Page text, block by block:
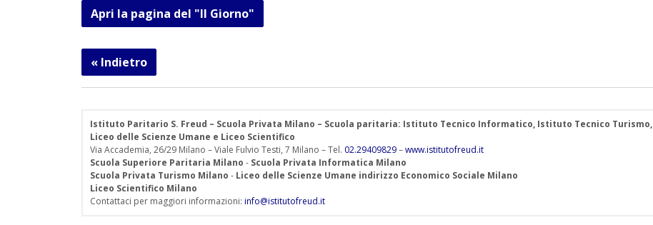
Apri la pagina del "Il Giorno"
« Indietro
Istituto Paritario S. Freud – Scuola Privata Milano – Scuola paritaria: Istituto Tecnico Informatico, Istituto Tecnico Turismo,
Liceo delle Scienze Umane e Liceo Scientifico
Via Accademia, 26/29 Milano – Viale Fulvio Testi, 7 Milano – Tel. 02.29409829–www.istitutofreud.it
Scuola Superiore Paritaria Milano - Scuola Privata Informatica Milano
Scuola Privata Turismo Milano - Liceo delle Scienze Umane indirizzo Economico Sociale Milano
Liceo Scientifico Milano
Contattaci per maggiori informazioni: info@istitutofreud.it